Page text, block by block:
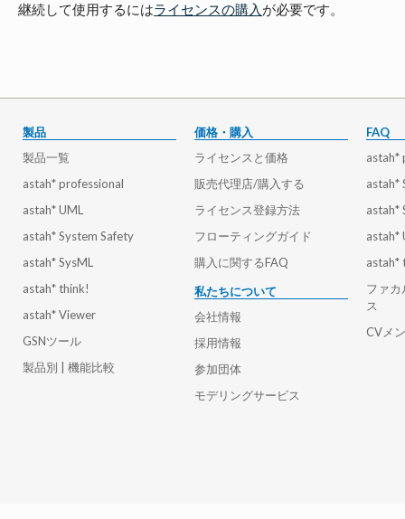
継続して使用するにはライセンスの購入 が必要です。
製品
製品一覧
astah* professional
astah* UML
astah* System Safety
astah* SysML
astah* think!
astah* Viewer
GSNツール
製品別 | 機能比較
価格・購入
ライセンスと価格
販売代理店/購入する
ライセンス登録方法
フローティングガイド
購入に関するFAQ
私たちについて
会社情報
採用情報
参加団体
モデリングサービス
FAQ
astah*
astah*
astah*
astah*
astah*
ファカ
ス
CVメ